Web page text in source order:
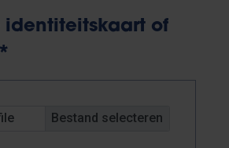
identiteitskaart of
*